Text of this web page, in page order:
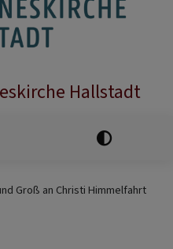
Hallstadt
Groß an Christi Himmelfahrt